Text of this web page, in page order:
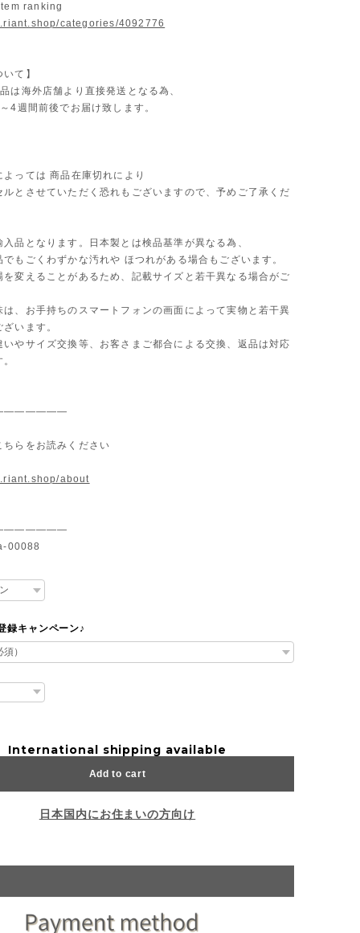
ranking
categories/4092776
て】
は海外店舗より直接発送となる為、
4週間前後でお届け致します。
よっては 商品在庫切れにより
ルとさせていただく恐れもございますので、予めご了承くだ
入品となります。日本製とは検品基準が異なる為、
でもごくわずかな汚れや ほつれがある場合もございます。
を変えることがあるため、記載サイズと若干異なる場合がご
は、お手持ちのスマートフォンの画面によって実物と若干異
います。
いやサイズ交換等、お客さまご都合による交換、返品は対応
ちらをお読みください
about
00088
録キャンペーン♪
International shipping available
Add to cart
日本国内にお住まいの方向け